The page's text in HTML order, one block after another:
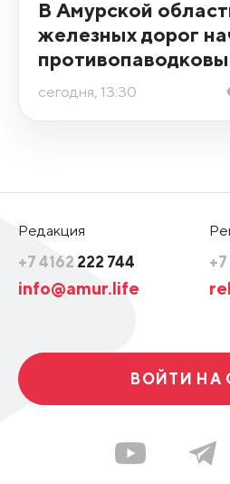
В Амурской
железных дорог
сегодня, 13:30
Редакция
+7 4162 222 744
info@amur.life
ВОЙТИ НА